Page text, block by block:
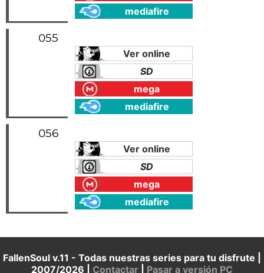
mediafire
055
Ver online
SD
mega
mediafire
056
Ver online
SD
mega
mediafire
FallenSoul v.11 - Todas nuestras series para tu disfrute |
2007/2026 | Contactar Pasar a versión PC